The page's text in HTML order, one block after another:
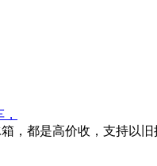
，都是高价收，支持以旧